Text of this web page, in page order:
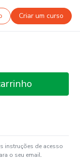
Criar um curso
instruções de acesso
o seu email.